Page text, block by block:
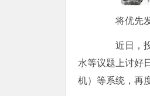
将优先发
近日，投
水等议题上讨好
机）等系统，再